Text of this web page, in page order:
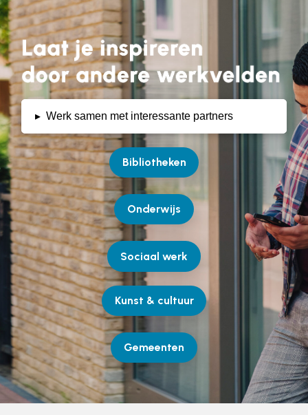
▸ Werk samen met interessante partners
Bibliotheken
Onderwijs
Sociaal werk
Kunst & cultuur
Gemeenten